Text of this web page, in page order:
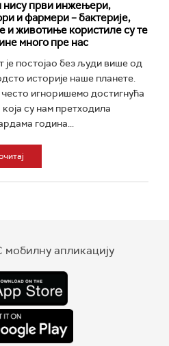
први инжењери,
и фармери – бактерије,
и животиње користиле су те
много пре нас
је постојао без људи више од
историје наше планете.
игноришемо достигнућа
која су нам претходила
година...
апликацију